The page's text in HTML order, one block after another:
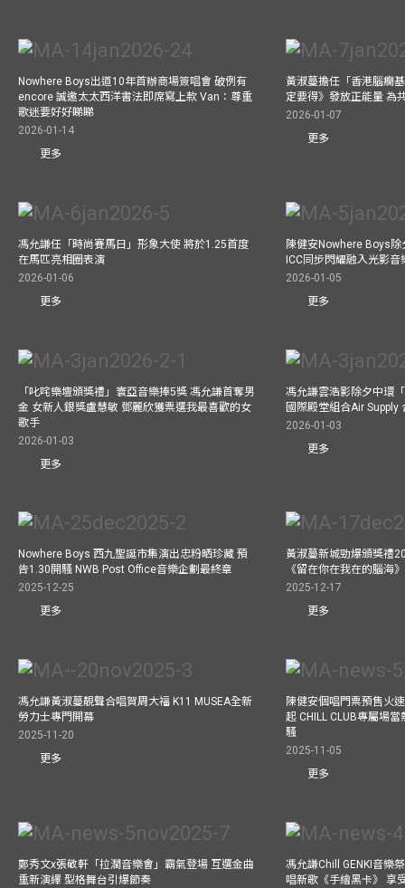
Nowhere Boys出道10年首辦商場簽唱會 破例有
encore 誠邀太太西洋書法即席寫上款 Van：尊重
歌迷要好好睇睇
2026-01-14
更多
黃淑蔓擔任「香港腦癇
定要得》發放正能量 為
2026-01-07
更多
馮允謙任「時尚賽馬日」形象大使 將於1.25首度
在馬匹亮相圈表演
2026-01-06
更多
陳健安Nowhere Boys
ICC同步閃耀融入光影音
2026-01-05
更多
「叱咤樂壇頒獎禮」寰亞音樂捧5獎 馮允謙首奪男
金 女新人銀獎盧慧敏 鄧麗欣獲票選我最喜歡的女
歌手
2026-01-03
更多
馮允謙雲浩影除夕中環
國際殿堂組合Air Supply
2026-01-03
更多
Nowhere Boys 西九聖誕市集演出忠粉晒珍藏 預
告1.30開騷 NWB Post Office音樂企劃最終章
2025-12-25
更多
黃淑蔓新城勁爆頒獎禮
《留在你在我在的腦海
2025-12-17
更多
馮允謙黃淑蔓靚聲合唱賀周大福 K11 MUSEA全新
勞力士專門開幕
2025-11-20
更多
陳健安個唱門票預售火
起 CHILL CLUB專屬場
騷
2025-11-05
更多
鄭秀文x張敬軒「拉濶音樂會」霸氣登場 互選金曲
重新演繹 型格舞台引爆節奏
馮允謙Chill GENKI音樂
唱新歌《手繪黑卡》 享